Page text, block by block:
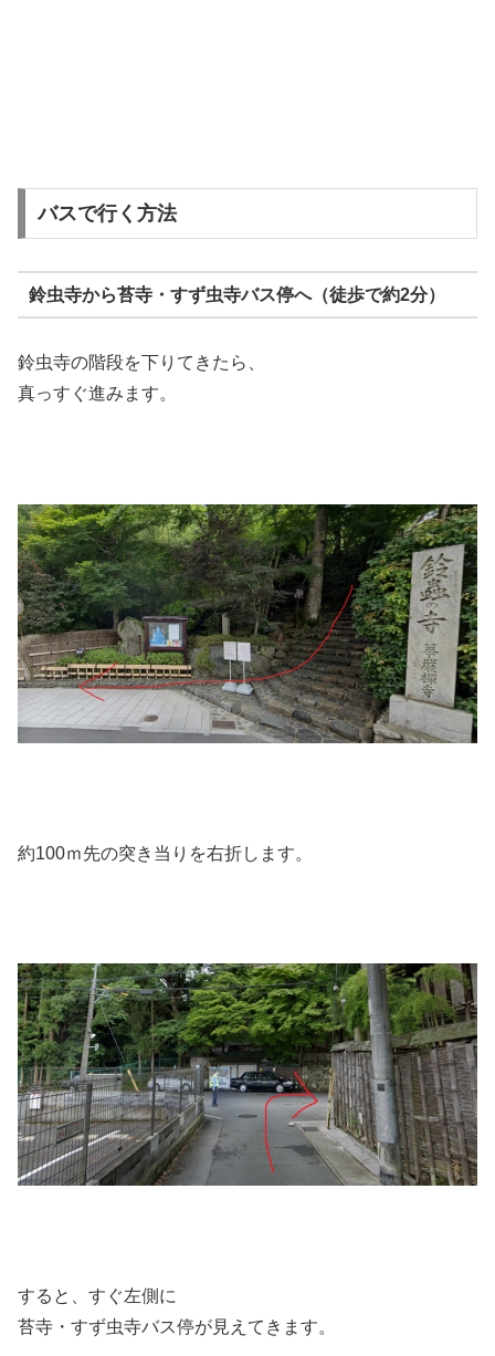
バスで行く方法
鈴虫寺から苔寺・すず虫寺バス停へ（徒歩で約2分）
鈴虫寺の階段を下りてきたら、
真っすぐ進みます。
約100ｍ先の突き当りを右折します。
すると、すぐ左側に
苔寺・すず虫寺バス停が見えてきます。